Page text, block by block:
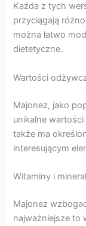
Każda z tych
przyciągają
można łatwo
dietetyczne.
Wartości
Majonez, jako
unikalne wartości
także ma
interesującym
Witaminy i
Majonez
najważniejsze to